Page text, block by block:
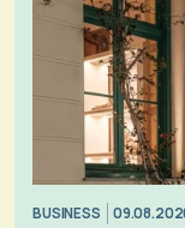
BUSINESS